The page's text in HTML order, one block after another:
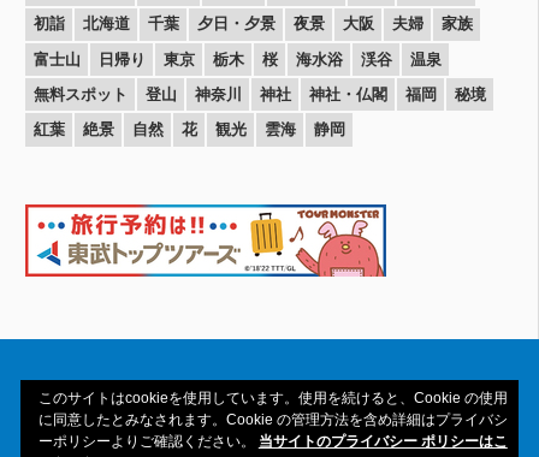
初詣
北海道 千葉 夕日・夕景 夜景 大阪 夫婦
家族
富士山
日帰り 東京 栃木 桜 海水浴 渓谷
温泉
無料スポット
登山 神奈川 神社 神社・仏閣 福岡
秘境
紅葉
絶景 自然 花 観光 雲海 静岡
Copyright© 2016-2026amAtavi All Rights
このサイトはcookieを使用しています。使用を続けると、Cookie の使用
に同意したとみなされます。Cookie の管理方法を含め詳細はプライバシ
ーポリシーよりご確認ください。 当サイトのプライバシー ポリシーはこ